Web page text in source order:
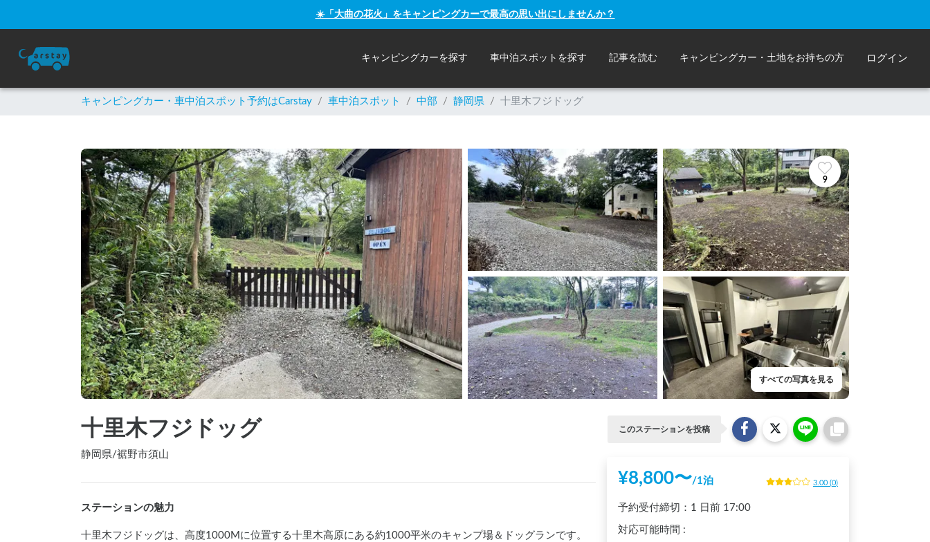
☀️「大曲の花火」をキャンピングカーで最高の思い出にしませんか？
キャンピングカーを探す 車中泊スポットを探す 記事を読む キャンピングカー・土地をお持ちの方 ログイン
キャンピングカー・車中泊スポット予約はCarstay / 車中泊スポット / 中部 / 静岡県 / 十里木フジドッグ
9
すべての写真を見る
十里木フジドッグ
静岡県/裾野市須山
ステーションの魅力
十里木フジドッグは、高度1000Mに位置する十里木高原にある約1000平米のキャンプ場＆ドッグランです。
このステーションを投稿
¥8,800〜/1泊 3.00 (0)
予約受付締切： 1 日前 17:00
対応可能時間 :